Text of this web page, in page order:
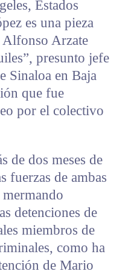
Estados
es una pieza
Alfonso Arzate
presunto jefe
Sinaloa en Baja
que fue
por el colectivo
de dos meses de
fuerzas de ambas
detenciones de
miembros de
como ha
de Mario